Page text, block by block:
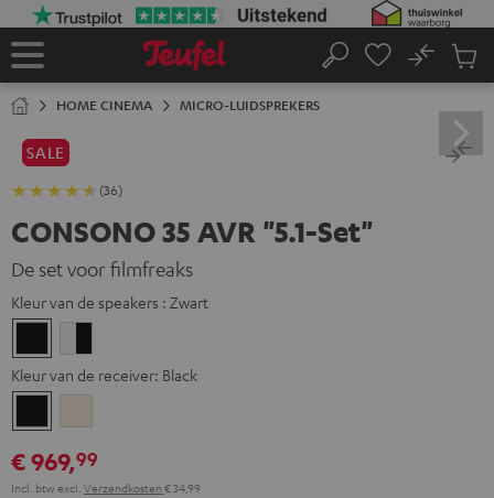
Home
Zoeken
No
HOME CINEMA MICRO-LUIDSPREKERS
SALE
(36)
CONSONO 35 AVR "5.1-Set"
De set voor filmfreaks
Kleur van de speakers : Zwart
Kleur van de receiver: Black
€ 969,99
Incl. btwexcl. Verzendkosten € 34,99